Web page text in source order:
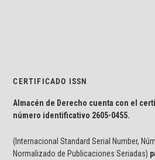
CERTIFICADO ISSN
Almacén de Derecho cuenta con el
número identificativo 2605-0455.
(Internacional Standard Serial Number,
Normalizado de Publicaciones Seriadas)